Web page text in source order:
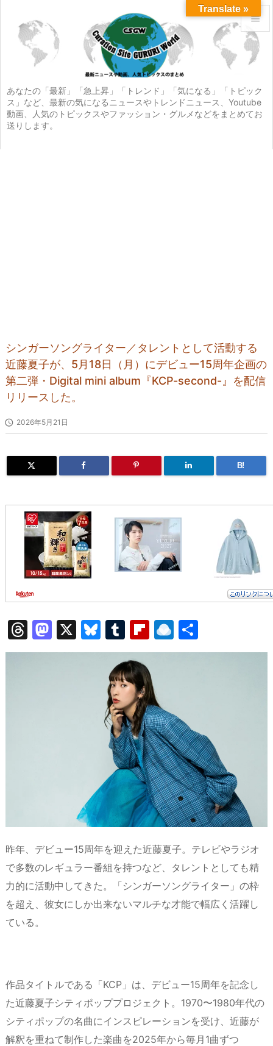
あなたの「最新」「急上昇」「トレンド」「気になる」「トピック
ス」など、最新の気になるニュースやトレンドニュース、Youtube
動画、人気のトピックスやファッション・グルメなどをまとめてお
送りします。


メニュ
サイド

前へ
シンガーソングライター／タレントとして活動する
近藤夏子が、5月18日（月）にデビュー15周年企画の
第二弾・Digital mini album『KCP-second-』を配信
リリースした。
 2026年5月21日
B!
T
hr
M
a
X
Bl
u
e
s
k
y
T
u
m
bl
r
Fl
ip
b
o
ar
d
R
ai
p.
io
有
昨年、デビュー15周年を迎えた近藤夏子。テレビやラジオ
で多数のレギュラー番組を持つなど、タレントとしても精
力的に活動中してきた。「シンガーソングライター」の枠
を超え、彼女にしか出来ないマルチな才能で幅広く活躍し
ている。
作品タイトルである「KCP」は、デビュー15周年を記念し
た近藤夏子シティポッププロジェクト。1970〜1980年代の
シティポップの名曲にインスピレーションを受け、近藤が
解釈を重ねて制作した楽曲を2025年から毎月1曲ずつ
Translate »